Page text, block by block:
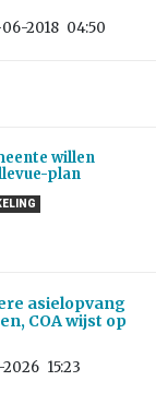
2018 04:50
willen
plan
asielopvang
COA wijst op
2026 15:23